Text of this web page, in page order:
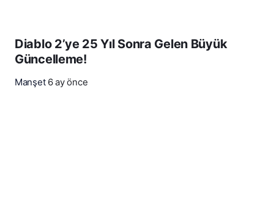
Diablo 2’ye 25 Yıl Sonra Gelen Büyük
Güncelleme!
Manşet 6 ay önce